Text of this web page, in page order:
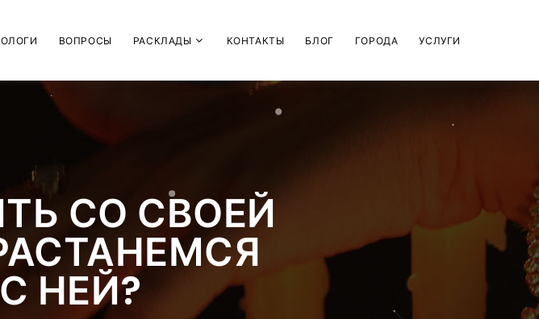
ВОПРОСЫ РАСКЛАДЫ КОНТАКТЫ БЛОГ ГОРОДА УСЛУГИ
СО СВОЕЙ
НЕЙ?